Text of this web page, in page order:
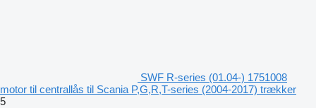
SWF R-series (01.04-) 1751008
motor til centrallås til Scania P,G,R,T-series (2004-2017) trækker
5